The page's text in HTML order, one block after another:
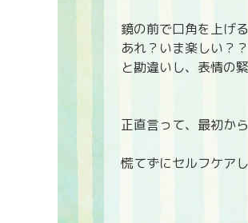
鏡の前で口角を上げ
あれ？いま楽しい？？
と勘違いし、表情の
正直言って、最初か
慌てずにセルフケア